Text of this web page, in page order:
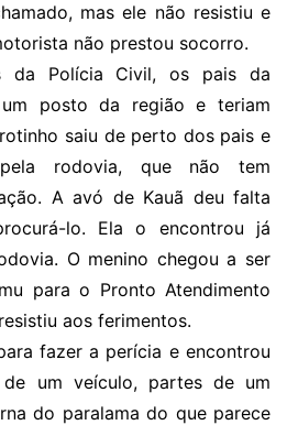
mas ele não resistiu e
não prestou socorro.
da Polícia Civil, os pais da
posto da região e teriam
saiu de perto dos pais e
rodovia, que não tem
A avó de Kauã deu falta
lo. Ela o encontrou já
O menino chegou a ser
para o Pronto Atendimento
aos ferimentos.
fazer a perícia e encontrou
de um veículo, partes de um
do paralama do que parece